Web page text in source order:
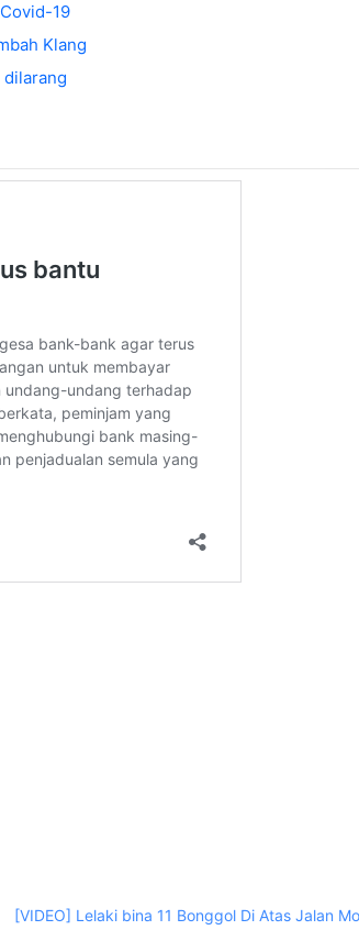
19
Klang
dilarang
[VIDEO] Lelaki bina 11 Bonggol Di Atas Jalan